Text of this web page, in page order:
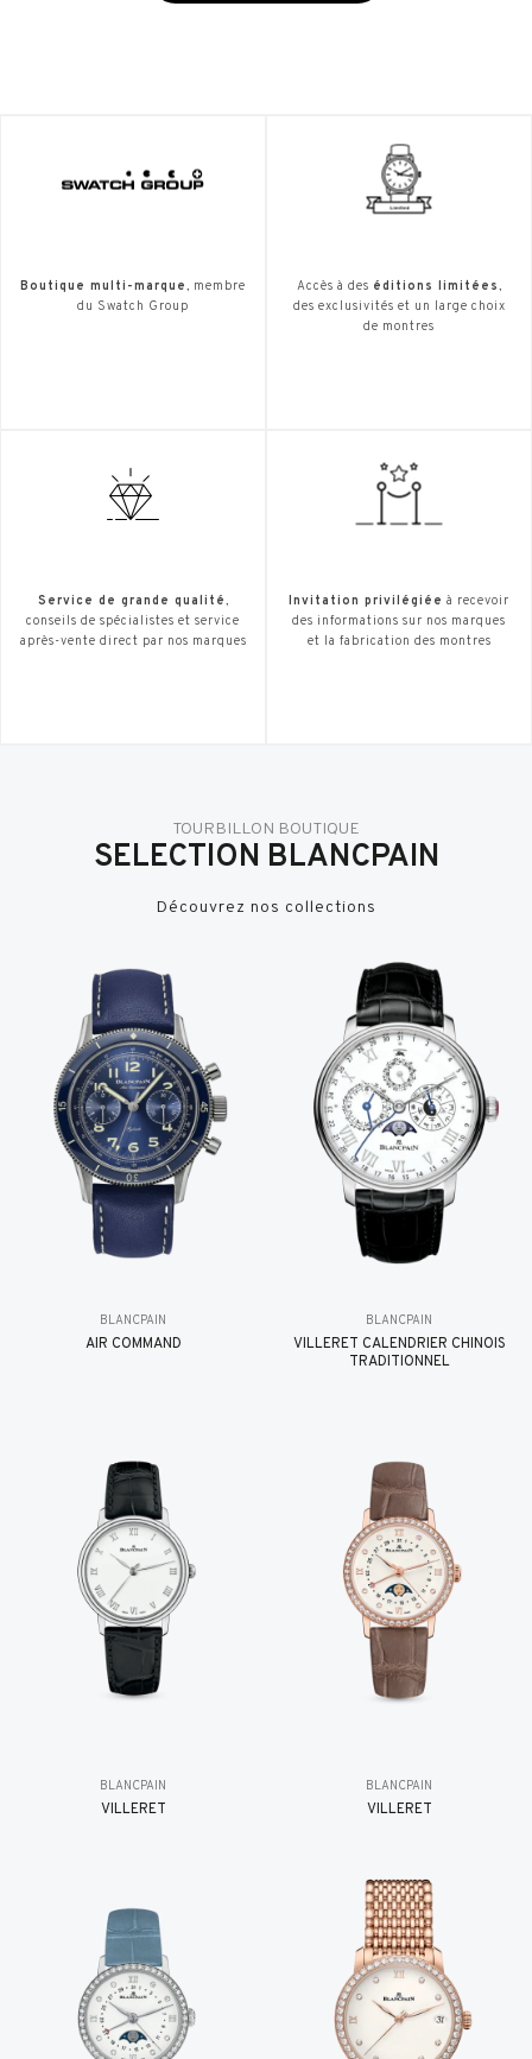
Boutique multi-marque, membre
du Swatch Group
Accès à des éditions limitées,
des exclusivités et un large choix
de montres
Service de grande qualité,
conseils de spécialistes et service
après-vente direct par nos marques
Invitation privilégiée à recevoir
des informations sur nos marques
et la fabrication des montres
TOURBILLON BOUTIQUE
SELECTION BLANCPAIN
Découvrez nos collections
BLANCPAIN
AIR COMMAND
BLANCPAIN
VILLERET CALENDRIER CHINOIS
TRADITIONNEL
BLANCPAIN
VILLERET
BLANCPAIN
VILLERET